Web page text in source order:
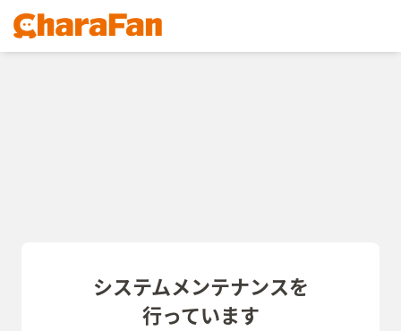
システムメンテナンスを
行っています